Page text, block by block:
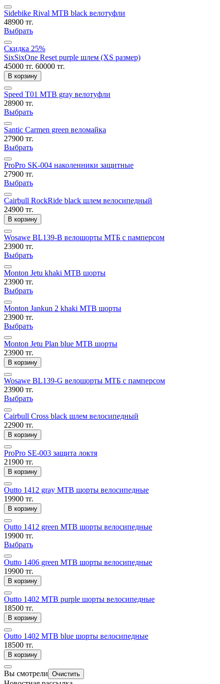
Sidebike Rival MTB black велотуфли
48900 тг.
Выбрать
Скидка 25%
SixSixOne Reset purple шлем (XS размер)
45000 тг. 60000 тг.
В корзину
Speed T01 MTB gray велотуфли
28900 тг.
Выбрать
Santic Carmen green веломайка
27900 тг.
Выбрать
ProPro SK-004 наколенники защитные
27900 тг.
Выбрать
Cairbull RockRide black шлем велосипедный
24900 тг.
В корзину
Wosawe BL139-B велошорты МТБ с памперсом
23900 тг.
Выбрать
Monton Jetu khaki MTB шорты
23900 тг.
Выбрать
Monton Jankun 2 khaki MTB шорты
23900 тг.
Выбрать
Monton Jetu Plan blue MTB шорты
23900 тг.
В корзину
Wosawe BL139-G велошорты МТБ с памперсом
23900 тг.
Выбрать
Cairbull Cross black шлем велосипедный
22900 тг.
В корзину
ProPro SE-003 защита локтя
21900 тг.
В корзину
Outto 1412 gray MTB шорты велосипедные
19900 тг.
В корзину
Outto 1412 green MTB шорты велосипедные
19900 тг.
Выбрать
Outto 1406 green MTB шорты велосипедные
19900 тг.
В корзину
Outto 1402 MTB purple шорты велосипедные
18500 тг.
В корзину
Outto 1402 MTB blue шорты велосипедные
18500 тг.
В корзину
Вы смотрели Очистить